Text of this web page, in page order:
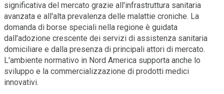
significativa del mercato grazie all'infrastruttura sanitaria
avanzata e all'alta prevalenza delle malattie croniche. La
domanda di borse speciali nella regione è guidata
dall'adozione crescente dei servizi di assistenza sanitaria
domiciliare e dalla presenza di principali attori di mercato.
L'ambiente normativo in Nord America supporta anche lo
sviluppo e la commercializzazione di prodotti medici
innovativi.